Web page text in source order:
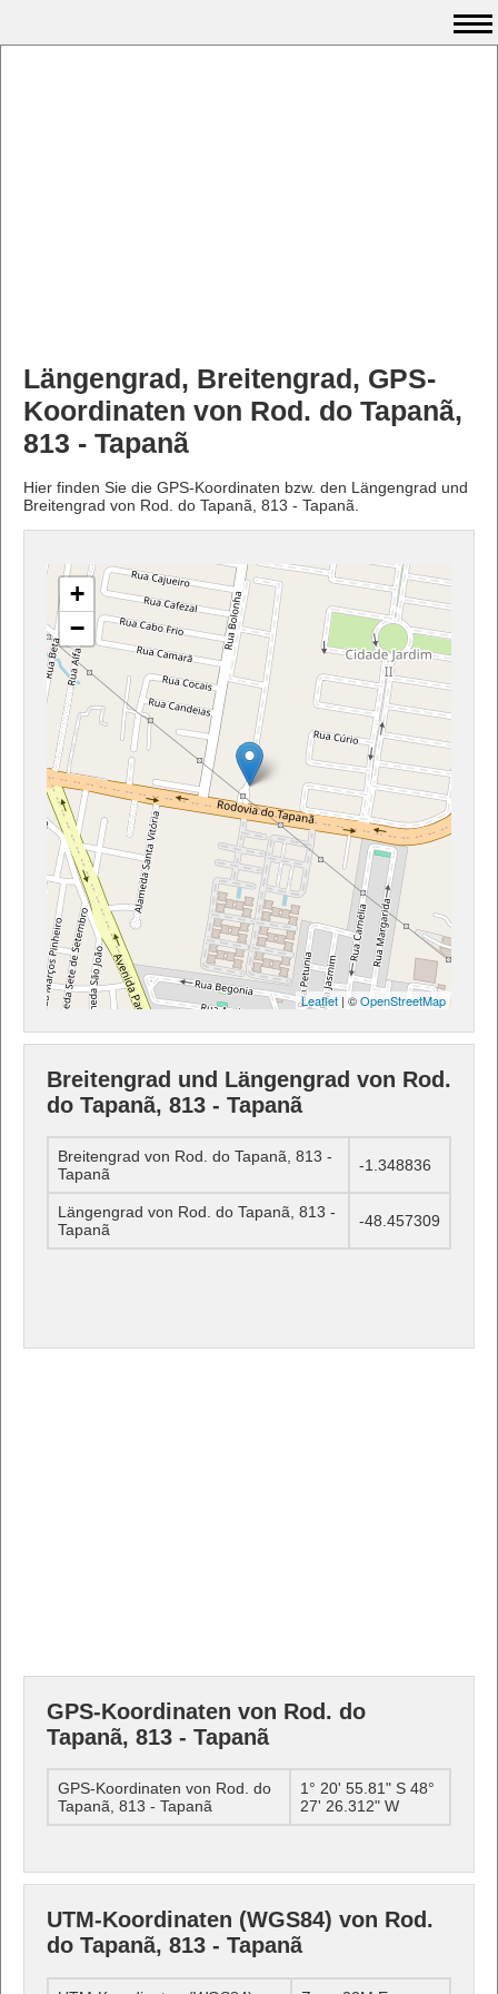
Längengrad, Breitengrad, GPS-
Koordinaten von Rod. do Tapanã,
813 - Tapanã
Hier finden Sie die GPS-Koordinaten bzw. den Längengrad und
Breitengrad von Rod. do Tapanã, 813 - Tapanã.
+
−
Leaflet | ©OpenStreetMap
Breitengrad und Längengrad von Rod.
do Tapanã, 813 - Tapanã
Breitengrad von Rod. do Tapanã, 813 -
Tapanã
-1.348836
Längengrad von Rod. do Tapanã, 813 -
Tapanã
-48.457309
GPS-Koordinaten von Rod. do
Tapanã, 813 - Tapanã
GPS-Koordinaten von Rod. do
Tapanã, 813 - Tapanã
1° 20' 55.81" S 48°
27' 26.312" W
UTM-Koordinaten (WGS84) von Rod.
do Tapanã, 813 - Tapanã